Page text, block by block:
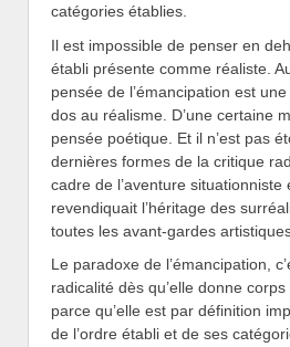
catégories établies.
Il est impossible de penser en
établi présente comme réaliste.
pensée de l’émancipation est
dos au réalisme. D’une certaine
pensée poétique. Et il n’est pas
dernières formes de la critique
cadre de l’aventure situationniste
revendiquait l’héritage des
toutes les avant-gardes
Le paradoxe de l’émancipation,
radicalité dès qu’elle donne
parce qu’elle est par définition
de l’ordre établi et de ses